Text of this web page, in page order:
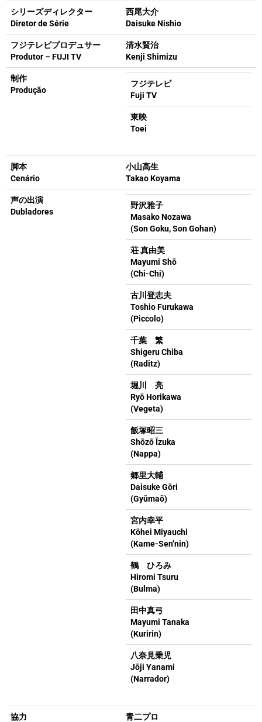
シリーズディレクター
Diretor de Série
西尾大介
Daisuke Nishio
フジテレビプロデュサー
Produtor – FUJI TV
清水賢治
Kenji Shimizu
制作
Produção
フジテレビ
Fuji TV
東映
Toei
脚本
Cenário
小山高生
Takao Koyama
声の出演
Dubladores
野沢雅子
Masako Nozawa
(Son Goku, Son Gohan)
荘 真由美
Mayumi Shō
(Chi-Chi)
古川登志夫
Toshio Furukawa
(Piccolo)
千葉 繁
Shigeru Chiba
(Raditz)
堀川 亮
Ryō Horikawa
(Vegeta)
飯塚昭三
Shōzō Īzuka
(Nappa)
郷里大輔
Daisuke Gōri
(Gyūmaō)
宮内幸平
Kōhei Miyauchi
(Kame-Sen’nin)
鶴 ひろみ
Hiromi Tsuru
(Bulma)
田中真弓
Mayumi Tanaka
(Kuririn)
八奈見乗児
Jōji Yanami
(Narrador)
協力
青二プロ